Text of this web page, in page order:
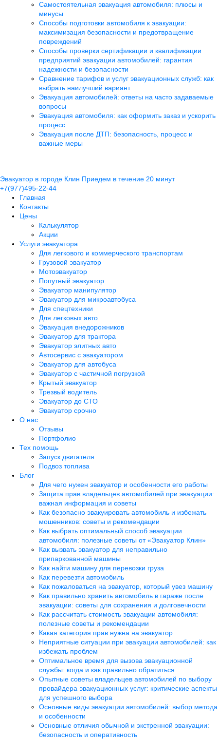
Самостоятельная эвакуация автомобиля: плюсы и
минусы
Способы подготовки автомобиля к эвакуации:
максимизация безопасности и предотвращение
повреждений
Способы проверки сертификации и квалификации
предприятий эвакуации автомобилей: гарантия
надежности и безопасности
Сравнение тарифов и услуг эвакуационных служб: как
выбрать наилучший вариант
Эвакуация автомобилей: ответы на часто задаваемые
вопросы
Эвакуация автомобиля: как оформить заказ и ускорить
процесс
Эвакуация после ДТП: безопасность, процесс и
важные меры
Эвакуатор в городе Клин Приедем в течение 20 минут
+7(977)495-22-44
Главная
Контакты
Цены
Калькулятор
Акции
Услуги эвакуатора
Для легкового и коммерческого транспортам
Грузовой эвакуатор
Мотоэвакуатор
Попутный эвакуатор
Эвакуатор манипулятор
Эвакуатор для микроавтобуса
Для спецтехники
Для легковых авто
Эвакуация внедорожников
Эвакуатор для трактора
Эвакуатор элитных авто
Автосервис с эвакуатором
Эвакуатор для автобуса
Эвакуатор с частичной погрузкой
Крытый эвакуатор
Трезвый водитель
Эвакуатор до СТО
Эвакуатор срочно
О нас
Отзывы
Портфолио
Тех помощь
Запуск двигателя
Подвоз топлива
Блог
Для чего нужен эвакуатор и особенности его работы
Защита прав владельцев автомобилей при эвакуации:
важная информация и советы
Как безопасно эвакуировать автомобиль и избежать
мошенников: советы и рекомендации
Как выбрать оптимальный способ эвакуации
автомобиля: полезные советы от «Эвакуатор Клин»
Как вызвать эвакуатор для неправильно
припаркованной машины
Как найти машину для перевозки груза
Как перевезти автомобиль
Как пожаловаться на эвакуатор, который увез машину
Как правильно хранить автомобиль в гараже после
эвакуации: советы для сохранения и долговечности
Как рассчитать стоимость эвакуации автомобиля:
полезные советы и рекомендации
Какая категория прав нужна на эвакуатор
Неприятные ситуации при эвакуации автомобилей: как
избежать проблем
Оптимальное время для вызова эвакуационной
службы: когда и как правильно обратиться
Опытные советы владельцев автомобилей по выбору
провайдера эвакуационных услуг: критические аспекты
для успешного выбора
Основные виды эвакуации автомобилей: выбор метода
и особенности
Основные отличия обычной и экстренной эвакуации:
безопасность и оперативность